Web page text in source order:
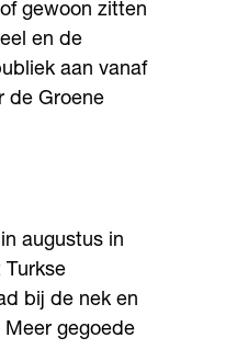
gewoon zitten
en de
aan vanaf
de Groene
augustus in
Turkse
bij de nek en
gegoede